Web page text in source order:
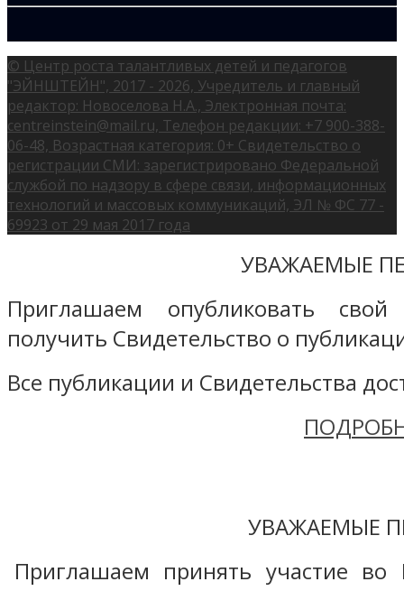
© Центр роста талантливых детей и педагогов
"ЭЙНШТЕЙН", 2017 - 2026, Учредитель и главный
редактор: Новоселова Н.А., Электронная почта:
centreinstein@mail.ru, Телефон редакции: +7 900-388-
06-48, Возрастная категория: 0+ Свидетельство о
регистрации СМИ: зарегистрировано Федеральной
службой по надзору в сфере связи, информационных
технологий и массовых коммуникаций, ЭЛ № ФС 77 -
69923 от 29 мая 2017 года
УВАЖАЕМЫЕ
Приглашаем опубликовать
получить Свидетельство о
Все публикации и Свидетельства
УВАЖАЕМЫЕ
Приглашаем принять участие во